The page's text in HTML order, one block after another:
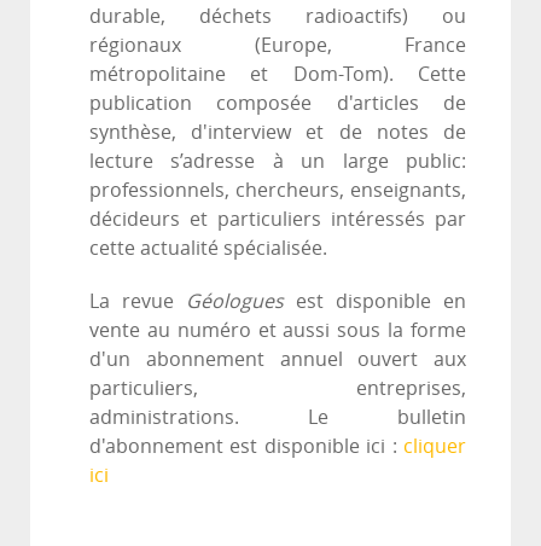
durable, déchets radioactifs) ou
régionaux (Europe, France
métropolitaine et Dom-Tom). Cette
publication composée d'articles de
synthèse, d'interview et de notes de
lecture s’adresse à un large public:
professionnels, chercheurs, enseignants,
décideurs et particuliers intéressés par
cette actualité spécialisée.
La revue Géologues est disponible en
vente au numéro et aussi sous la forme
d'un abonnement annuel ouvert aux
particuliers, entreprises,
administrations. Le bulletin
d'abonnement est disponible ici : cliquer
ici